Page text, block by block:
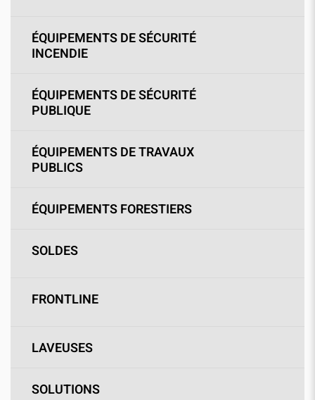
ÉQUIPEMENTS DE SÉCURITÉ
INCENDIE
ÉQUIPEMENTS DE SÉCURITÉ
PUBLIQUE
ÉQUIPEMENTS DE TRAVAUX
PUBLICS
ÉQUIPEMENTS FORESTIERS
SOLDES
FRONTLINE
LAVEUSES
SOLUTIONS